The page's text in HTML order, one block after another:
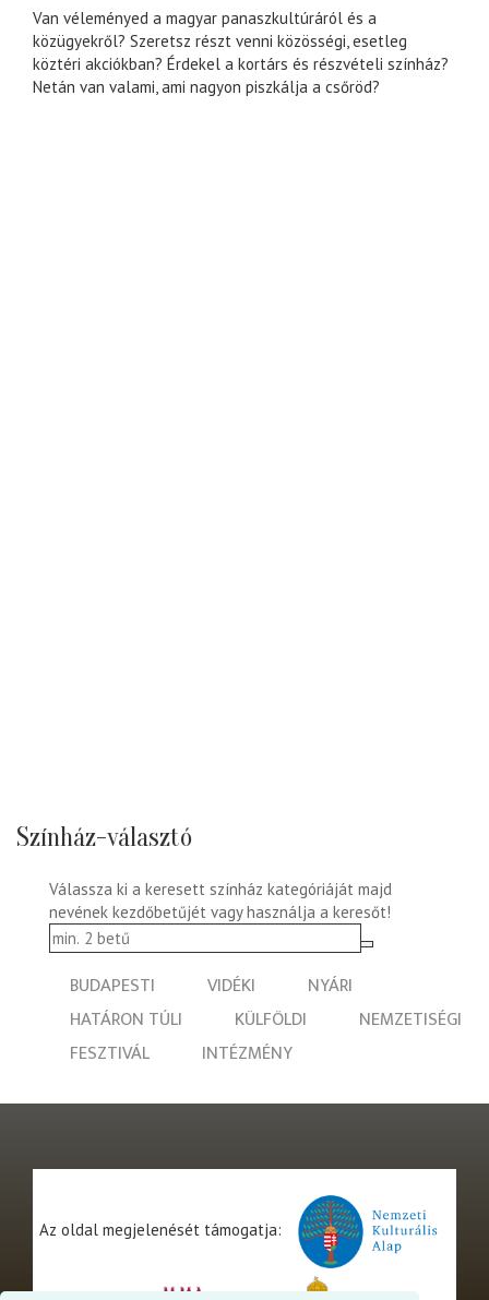
Van véleményed a magyar panaszkultúráról és a
közügyekről? Szeretsz részt venni közösségi, esetleg
köztéri akciókban? Érdekel a kortárs és részvételi színház?
Netán van valami, ami nagyon piszkálja a csőröd?
Színház-választó
Válassza ki a keresett színház kategóriáját majd
nevének kezdőbetűjét vagy használja a keresőt!
BUDAPESTI VIDÉKI
NYÁRI
HATÁRON TÚLI
KÜLFÖLDI
NEMZETISÉGI
FESZTIVÁL
INTÉZMÉNY
Az oldal megjelenését támogatja: